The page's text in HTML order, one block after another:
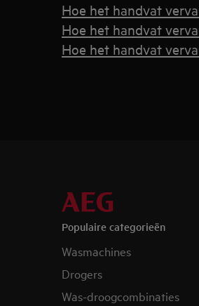
Hoe het handvat
Hoe het handvat
Hoe het handvat
Populaire categorieën
Wasmachines
Drogers
Was-droogcombinaties